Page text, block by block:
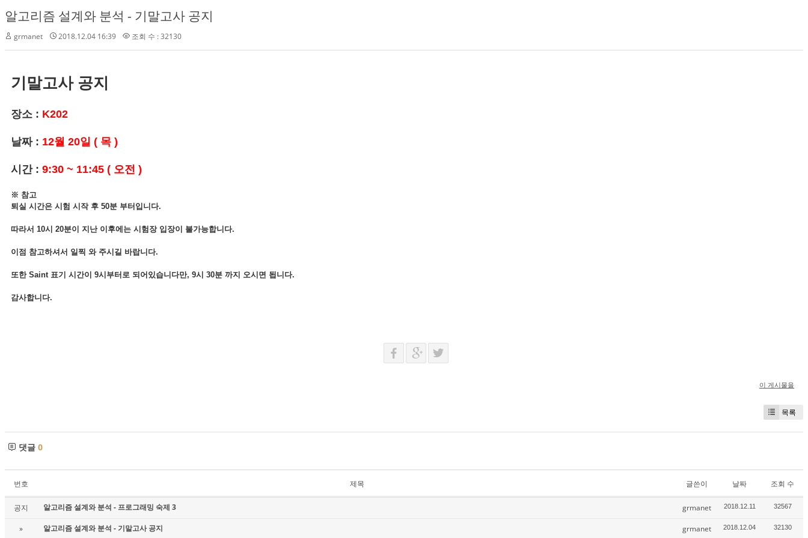
알고리즘 설계와 분석 - 기말고사 공지
grmanet 2018.12.04 16:39 조회 수 : 32130
기말고사 공지
장소 : K202
날짜 : 12월 20일 ( 목 )
시간 : 9:30 ~ 11:45 ( 오전 )
※ 참고
퇴실 시간은 시험 시작 후 50분 부터입니다.
따라서 10시 20분이 지난 이후에는 시험장 입장이 불가능합니다.
이점 참고하셔서 일찍 와 주시길 바랍니다.
또한 Saint 표기 시간이 9시부터로 되어있습니다만, 9시 30분 까지 오시면 됩니다.
감사합니다.
이 게시물을
목록
댓글 0
번호 제목 글쓴이 날짜 조회 수
공지 알고리즘 설계와 분석 - 프로그래밍 숙제 3 grmanet 2018.12.11 32567
» 알고리즘 설계와 분석 - 기말고사 공지 grmanet 2018.12.04 32130